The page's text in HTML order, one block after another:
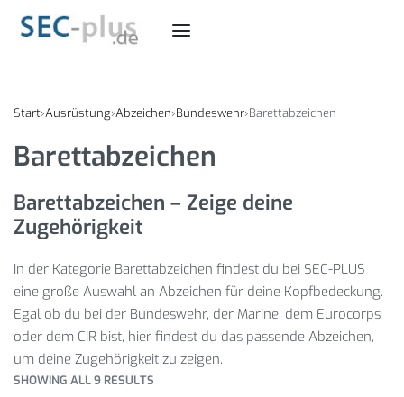
Start›Ausrüstung›Abzeichen›Bundeswehr›Barettabzeichen
Barettabzeichen
Barettabzeichen – Zeige deine
Zugehörigkeit
In der Kategorie Barettabzeichen findest du bei SEC-PLUS
eine große Auswahl an Abzeichen für deine Kopfbedeckung.
Egal ob du bei der Bundeswehr, der Marine, dem Eurocorps
oder dem CIR bist, hier findest du das passende Abzeichen,
um deine Zugehörigkeit zu zeigen.
SHOWING ALL 9 RESULTS